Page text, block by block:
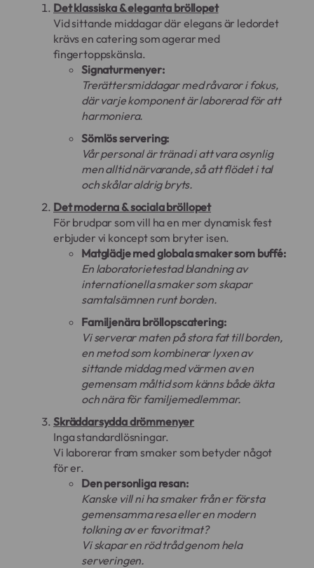
Det klassiska & eleganta bröllopet
Vid sittande middagar där elegans är ledordet
krävs en catering som agerar med
fingertoppskänsla.
Signaturmenyer:
Trerättersmiddagar med råvaror i fokus,
där varje komponent är laborerad för att
harmoniera.
Sömlös servering:
Vår personal är tränad i att vara osynlig
men alltid närvarande, så att flödet i tal
och skålar aldrig bryts.
Det moderna & sociala bröllopet
För brudpar som vill ha en mer dynamisk fest
erbjuder vi koncept som bryter isen.
Matglädje med globala smaker som buffé:
En laboratorietestad blandning av
internationella smaker som skapar
samtalsämnen runt borden.
Familjenära bröllopscatering:
Vi serverar maten på stora fat till borden,
en metod som kombinerar lyxen av
sittande middag med värmen av en
gemensam måltid som känns både äkta
och nära för familjemedlemmar.
Skräddarsydda drömmenyer
Inga standardlösningar.
Vi laborerar fram smaker som betyder något
för er.
Den personliga resan:
Kanske vill ni ha smaker från er första
gemensamma resa eller en modern
tolkning av er favoritmat?
Vi skapar en röd tråd genom hela
serveringen.